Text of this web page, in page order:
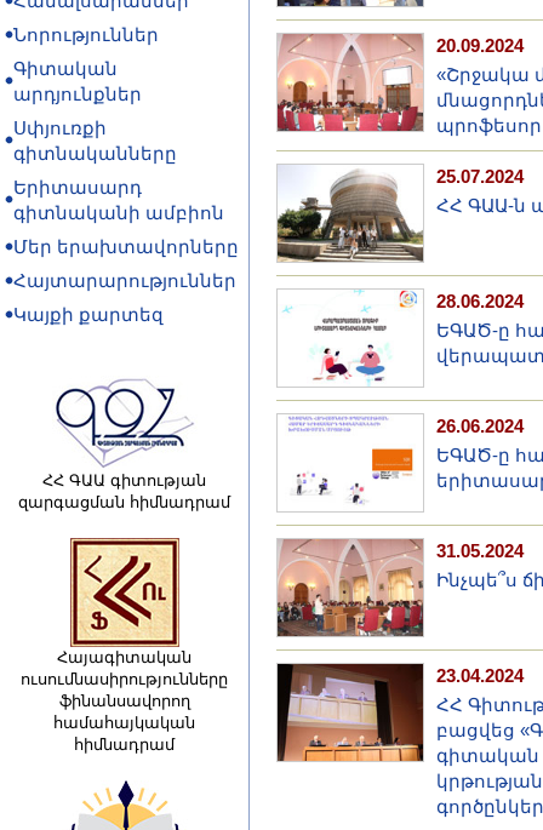
Նորություններ
Գիտական
արդյունքներ
Սփյուռքի
գիտնականները
Երիտասարդ
գիտնականի ամբիոն
Մեր երախտավորները
Հայտարարություններ
Կայքի քարտեզ
ՀՀ ԳԱԱ գիտության
զարգացման հիմնադրամ
Հայագիտական
ուսումնասիրությունները
ֆինանսավորող
համահայկական
հիմնադրամ
20.09.2024
«Շրջակա
պրոֆեսոր
25.07.2024
ՀՀ ԳԱԱ-ն
28.06.2024
ԵԳԱԾ-ը
26.06.2024
ԵԳԱԾ-ը
31.05.2024
Ինչպե՞ս
23.04.2024
ՀՀ
բացվեց
գիտական